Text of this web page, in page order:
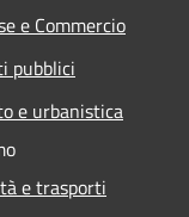
e Commercio
pubblici
e urbanistica
e trasporti